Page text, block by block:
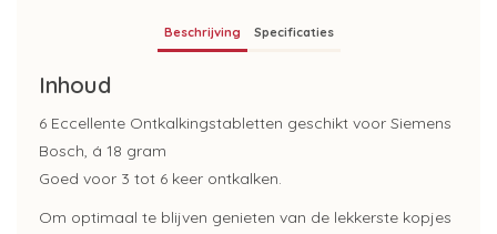
Beschrijving Specificaties
Inhoud
6 Eccellente Ontkalkingstabletten geschikt voor Siemens
Bosch, á 18 gram
Goed voor 3 tot 6 keer ontkalken.
Om optimaal te blijven genieten van de lekkerste kopjes